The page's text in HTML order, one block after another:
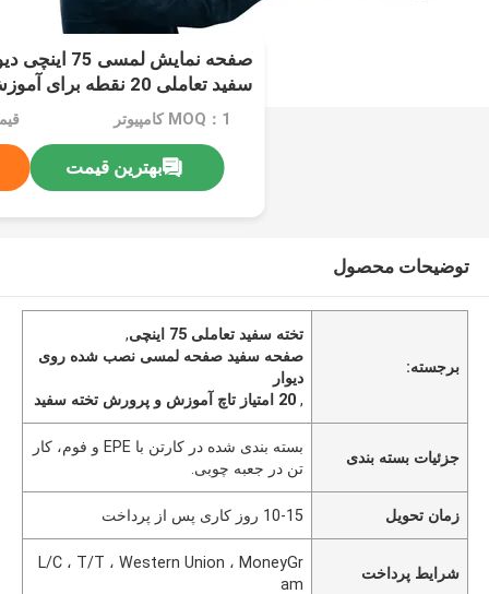
صفحه نمایش
سفید تعاملی 20 نقطه برای آموزش
MOQ：1 کامپیوتر
بهترین قیمت
توضیحات محصول
برجسته:
تخته سفید تعاملی 75 اینچی
,
صفحه سفید صفحه لمسی نصب شده روی
دیوار
,20 امتیاز تاچ آموزش و پرورش تخته سفید
جزئیات بسته بندی
بسته بندی شده در کارتن با EPE و فوم، کار
تن در جعبه چوبی.
زمان تحویل 10-15 روز کاری پس از پرداخت
شرایط پرداخت
L/C ، T/T ، Western Union ، MoneyGr
am